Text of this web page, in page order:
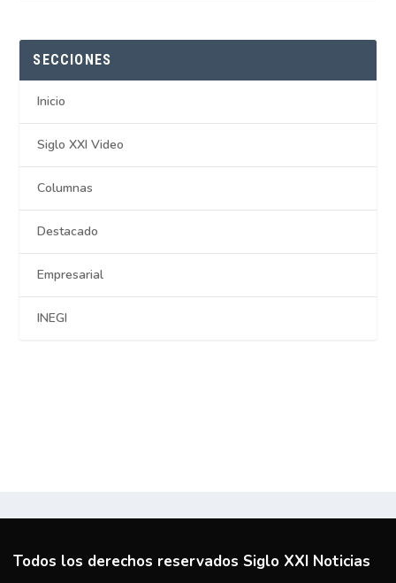
SECCIONES
Inicio
Siglo XXI Video
Columnas
Destacado
Empresarial
INEGI
Todos los derechos reservados Siglo XXI Noticias